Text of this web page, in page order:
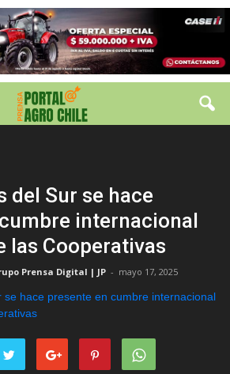
del Sur se hace
internacional
las Cooperativas
Prensa Digital | JP - mayo 17, 2025